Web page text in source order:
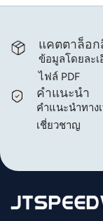
ใช้งานแบบเสียบป
Ethernet มาตรฐา
เพื่อเพิ่มประสิทธิภ
แคตตาล็อ
ข้อมูลโดยละ
ไฟล์ PDF
คำแนะนำ
คำแนะนำทาง
เชี่ยวชาญ